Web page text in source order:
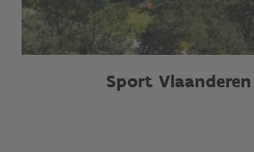
Sport Vlaanderen